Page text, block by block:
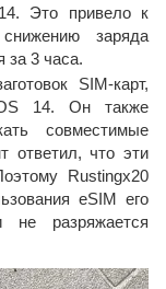
Это привело к
заряда
за 3 часа.
SIM-карт,
14. Он также
совместимые
ответил, что эти
Rustingx20
eSIM его
не разряжается